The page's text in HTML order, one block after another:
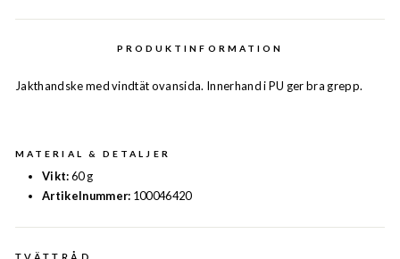
PRODUKTINFORMATION
Jakthandske med vindtät ovansida. Innerhand i PU ger bra grepp.
MATERIAL & DETALJER
Vikt:60 g
Artikelnummer: 100046420